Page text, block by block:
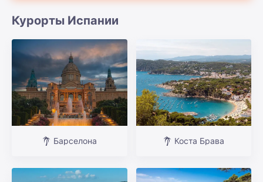
Курорты Испании
Барселона Коста Брава